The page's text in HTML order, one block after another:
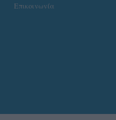
Επικοινωνία